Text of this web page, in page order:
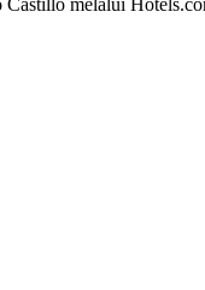
Castillo melalui